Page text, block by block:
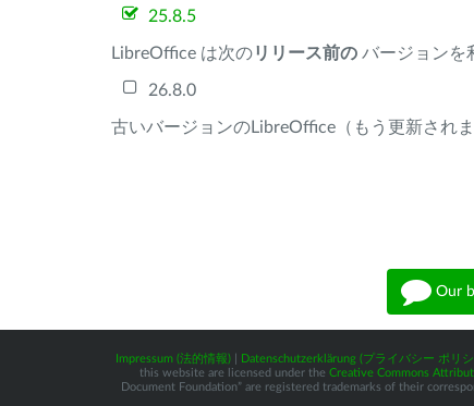
25.8.5
LibreOffice は次のリリース前の バージョンを
26.8.0
古いバージョンのLibreOffice（もう更新されま
Our
Impressum (法的情報) Datenschutzerklärung (プライバシー ポリ
this website are licensed under the Creative Commons
Document Foundation” are registered trademarks of their